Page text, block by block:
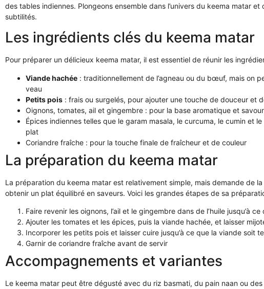
des tables indiennes. Plongeons ensemble dans l’univers du keema matar
subtilités.
Les ingrédients clés du keema matar
Pour préparer un délicieux keema matar, il est essentiel de réunir les
Viande hachée : traditionnellement de l’agneau ou du bœuf, mais on
veau
Petits pois : frais ou surgelés, pour ajouter une touche de douceur et
Oignons, tomates, ail et gingembre : pour la base aromatique et
Épices indiennes telles que le garam masala, le curcuma, le cumin et
plat
Coriandre fraîche : pour la touche finale de fraîcheur et de couleur
La préparation du keema matar
La préparation du keema matar est relativement simple, mais demande de
obtenir un plat équilibré en saveurs. Voici les grandes étapes de sa
Faire revenir les oignons, l’ail et le gingembre dans de l’huile jusqu’à ce
Ajouter les tomates et les épices, puis la viande hachée, et laisser
Incorporer les petits pois et laisser cuire jusqu’à ce que la viande soit
Garnir de coriandre fraîche avant de servir
Accompagnements et variantes
Le keema matar peut être dégusté avec du riz basmati, du pain naan ou